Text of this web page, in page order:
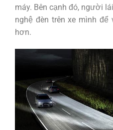
máy. Bên cạnh đó, người
nghệ đèn trên xe mình
hơn.